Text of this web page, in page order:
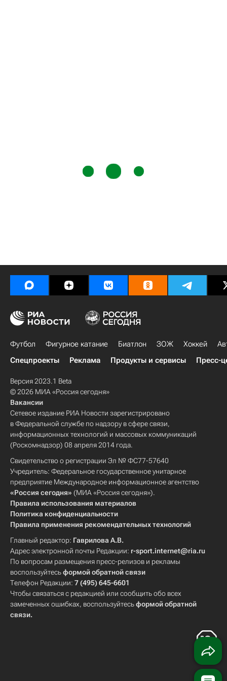
Футбол Фигурное катание Биатлон ЗОЖ Хоккей
Спецпроекты
Реклама Продукты и сервисы Пресс-
Версия 2023.1 Beta
© 2026 МИА «Россия сегодня»
Вакансии
Сетевое издание РИА Новости зарегистрировано
в Федеральной службе по надзору в сфере связи,
информационных технологий и массовых коммуникаций
(Роскомнадзор) 08 апреля 2014 года.
Свидетельство о регистрации Эл № ФС77-57640
Учредитель: Федеральное государственное унитарное
предприятие Международное информационное агентство
«Россия сегодня» (МИА «Россия сегодня»).
Правила использования материалов
Политика конфиденциальности
Правила применения рекомендательных технологий
Главный редактор: Гаврилова А.В.
Адрес электронной почты Редакции: r-sport.internet@ria.ru
По вопросам размещения пресс-релизов и рекламы
воспользуйтесьформой обратной связи
Телефон Редакции: 7 (495) 645-6601
Чтобы связаться с редакцией или сообщить обо всех
замеченных ошибках, воспользуйтесьформой обратной
связи.